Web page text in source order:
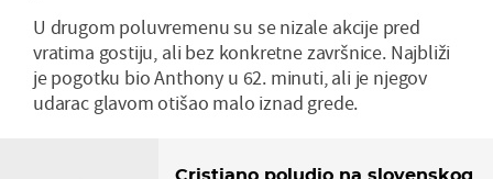
U drugom poluvremenu su se nizale akcije pred
vratima gostiju, ali bez konkretne završnice. Najbliži
je pogotku bio Anthony u 62. minuti, ali je njegov
udarac glavom otišao malo iznad grede.
Cristiano poludio na slovenskog